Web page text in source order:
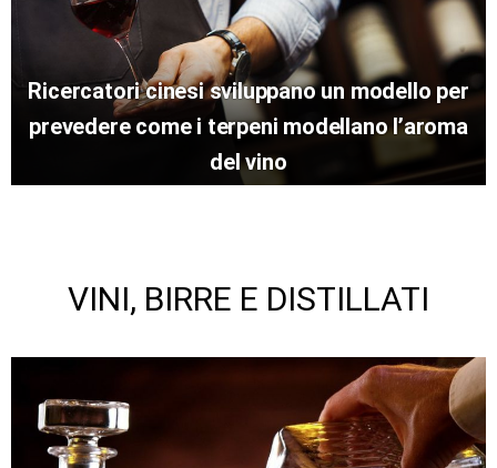
Ricercatori cinesi sviluppano un modello per
prevedere come i terpeni modellano l’aroma
del vino
VINI, BIRRE E DISTILLATI